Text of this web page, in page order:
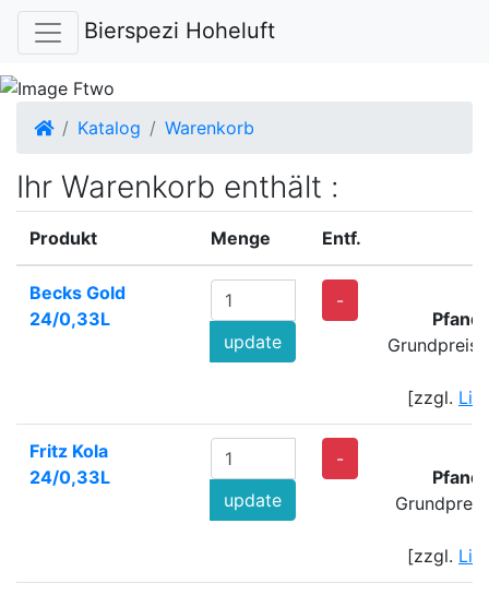
Bierspezi Hoheluft
Startseite
Katalog Warenkorb
Ihr Warenkorb enthält :
Produkt Menge Entf.
Becks Gold
24/0,33L
update
-
Grundpreis:
[zzgl.
Fritz Kola
24/0,33L
update
-
[zzgl.